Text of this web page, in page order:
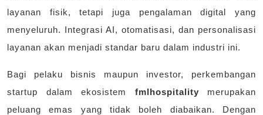
layanan fisik, tetapi juga pengalaman digital yang
menyeluruh. Integrasi AI, otomatisasi, dan personalisasi
layanan akan menjadi standar baru dalam industri ini.
Bagi pelaku bisnis maupun investor, perkembangan
startup dalam ekosistem fmlhospitality merupakan
peluang emas yang tidak boleh diabaikan. Dengan